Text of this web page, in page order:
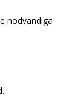
nödvändiga